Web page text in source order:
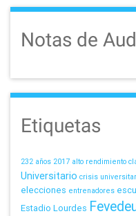
Notas de
Etiquetas
232 años 2017 alto rendimiento
Universitario crisis
elecciones entrenadores
Estadio Lourdes